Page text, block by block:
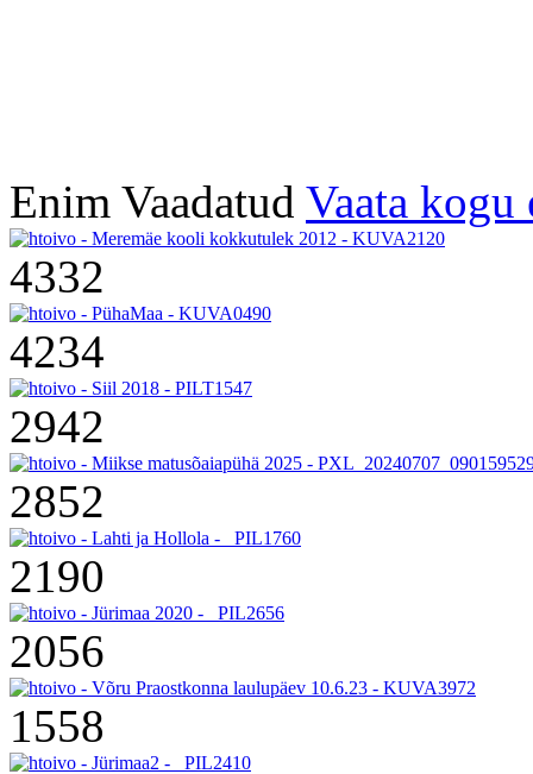
Enim Vaadatud Vaata kogu
4332
4234
2942
2852
2190
2056
1558